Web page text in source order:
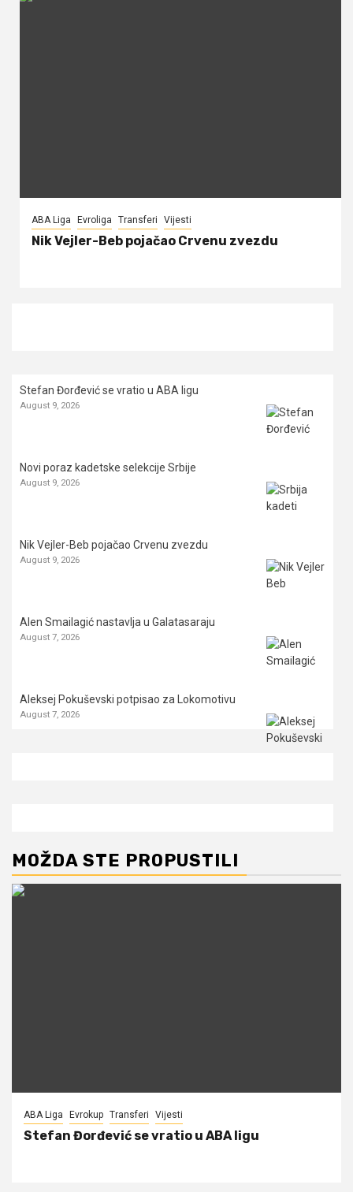
ABA Liga Evroliga Transferi Vijesti
Nik Vejler-Beb pojačao Crvenu zvezdu
Stefan Đorđević se vratio u ABA ligu
August 9, 2026
Novi poraz kadetske selekcije Srbije
August 9, 2026
Nik Vejler-Beb pojačao Crvenu zvezdu
August 9, 2026
Alen Smailagić nastavlja u Galatasaraju
August 7, 2026
Aleksej Pokuševski potpisao za Lokomotivu
August 7, 2026
MOŽDA STE PROPUSTILI
ABA Liga Evrokup Transferi Vijesti
Stefan Đorđević se vratio u ABA ligu